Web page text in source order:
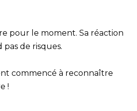
pour le moment. Sa réaction
de risques.
commencé à reconnaître
!